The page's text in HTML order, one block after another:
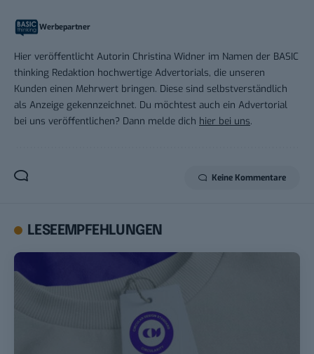
Werbepartner
Hier veröffentlicht Autorin Christina Widner im Namen der BASIC
thinking Redaktion hochwertige Advertorials, die unseren
Kunden einen Mehrwert bringen. Diese sind selbstverständlich
als Anzeige gekennzeichnet. Du möchtest auch ein Advertorial
bei uns veröffentlichen? Dann melde dich hier bei uns.
Keine Kommentare
LESEEMPFEHLUNGEN